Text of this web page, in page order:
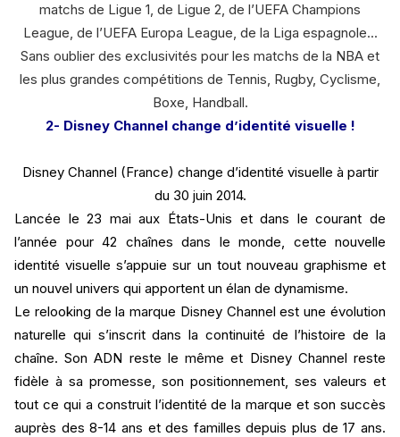
matchs de Ligue 1, de Ligue 2, de l’UEFA Champions
League, de l’UEFA Europa League, de la Liga espagnole...
Sans oublier des exclusivités pour les matchs de la NBA et
les plus grandes compétitions de Tennis, Rugby, Cyclisme,
Boxe, Handball.
2- Disney Channel change d’identité visuelle !
Disney Channel (France) change d’identité visuelle à partir
du 30 juin 2014.
Lancée le 23 mai aux États-Unis et dans le courant de
l’année pour 42 chaînes dans le monde, cette nouvelle
identité visuelle s’appuie sur un tout nouveau graphisme et
un nouvel univers qui apportent un élan de dynamisme.
Le relooking de la marque Disney Channel est une évolution
naturelle qui s’inscrit dans la continuité de l’histoire de la
chaîne. Son ADN reste le même et Disney Channel reste
fidèle à sa promesse, son positionnement, ses valeurs et
tout ce qui a construit l’identité de la marque et son succès
auprès des 8-14 ans et des familles depuis plus de 17 ans.